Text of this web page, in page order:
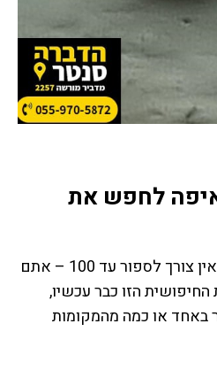
לחפש את
מוכנים לשחק מחבואים? אין צורך לספור עד 100 – אתם
הזו כבר עכשיו,
באחד או כמה מהמקומות